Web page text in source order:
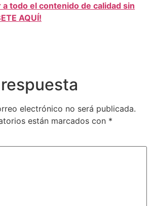
todo el contenido de calidad sin
AQUÍ!
electrónico no será publicada.
están marcados con *